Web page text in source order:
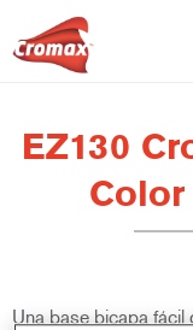
EZ130
Color
Una base bicapa fácil